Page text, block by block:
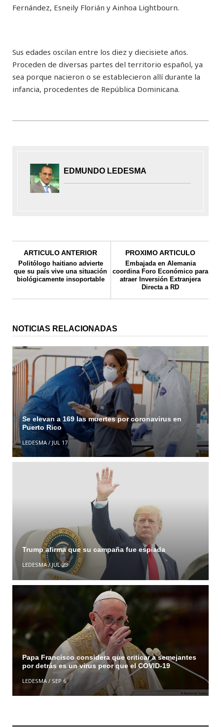
Fernández, Esneily Florián y Ainhoa Lightbourn.
Sus edades oscilan entre los diez y diecisiete años.
Proceden de diversas partes del territorio español, ya
sea porque nacieron o se establecieron allí durante la
infancia, procedentes de República Dominicana.
EDMUNDO LEDESMA
ARTICULO ANTERIOR
Politólogo haitiano advierte
que su país vive una situación
biológicamente insoportable
PROXIMO ARTICULO
Embajada en Alemania
coordina Foro Económico para
atraer Inversión Extranjera
Directa a RD
NOTICIAS RELACIONADAS
Se elevan a 169 las muertes por coronavirus en
Puerto Rico
LEDESMA/ JUL 17
Trump afirma que su campaña fue espiada
LEDESMA/JUL 23
Papa Francisco considera que criticar a semejantes
por detrás es un virus peor que el COVID-19
LEDESMA/ SEP 6